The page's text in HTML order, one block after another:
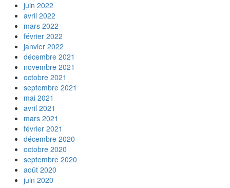
juin 2022
avril 2022
mars 2022
février 2022
janvier 2022
décembre 2021
novembre 2021
octobre 2021
septembre 2021
mai 2021
avril 2021
mars 2021
février 2021
décembre 2020
octobre 2020
septembre 2020
août 2020
juin 2020